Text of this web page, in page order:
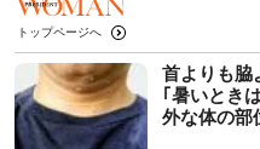
トップページへ
首よりも
｢暑いとき
外な体の部